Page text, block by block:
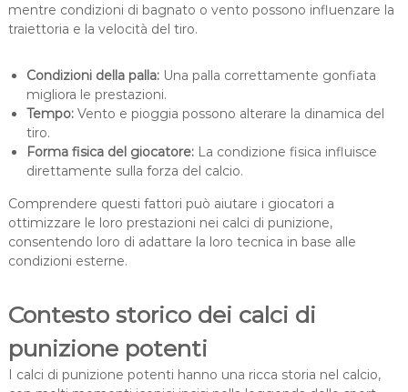
mentre condizioni di bagnato o vento possono influenzare la
traiettoria e la velocità del tiro.
Condizioni della palla:Una palla correttamente gonfiata
migliora le prestazioni.
Tempo:Vento e pioggia possono alterare la dinamica del
tiro.
Forma fisica del giocatore:La condizione fisica influisce
direttamente sulla forza del calcio.
Comprendere questi fattori può aiutare i giocatori a
ottimizzare le loro prestazioni nei calci di punizione,
consentendo loro di adattare la loro tecnica in base alle
condizioni esterne.
Contesto storico dei calci di
punizione potenti
I calci di punizione potenti hanno una ricca storia nel calcio,